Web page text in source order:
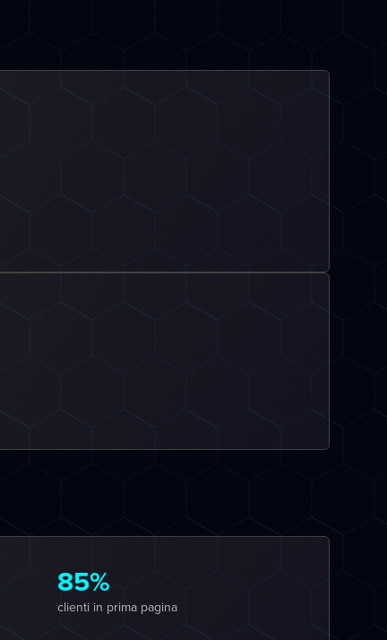
85%
clienti in prima pagina